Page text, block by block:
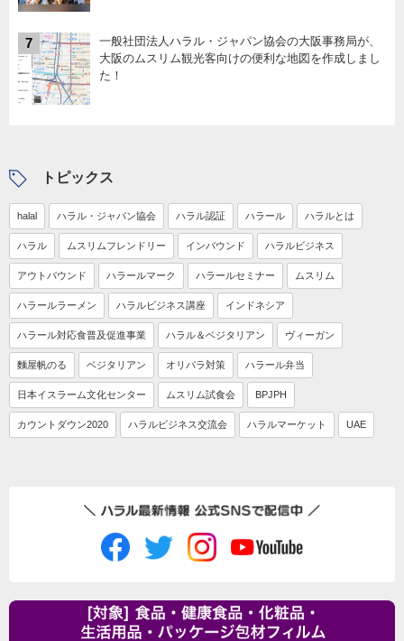
7
一般社団法人ハラル・ジャパン協会の大阪事務局が、
大阪のムスリム観光客向けの便利な地図を作成しまし
た！
トピックス
halal ハラル・ジャパン協会 ハラル認証 ハラール ハラルとは
ハラル ムスリムフレンドリー インバウンド ハラルビジネス
アウトバウンド ハラールマーク ハラールセミナー ムスリム
ハラールラーメン ハラルビジネス講座 インドネシア
ハラール対応食普及促進事業 ハラル＆ベジタリアン ヴィーガン
麵屋帆のる ベジタリアン オリパラ対策 ハラール弁当
日本イスラーム文化センター ムスリム試食会 BPJPH
カウントダウン2020 ハラルビジネス交流会 ハラルマーケット UAE